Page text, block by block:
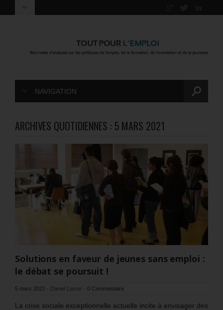
NAVIGATION
ARCHIVES QUOTIDIENNES : 5 MARS 2021
Solutions en faveur de jeunes sans emploi :
le débat se poursuit !
5 mars 2021 - Daniel Lamar - 0 Commentaire
La crise sociale exceptionnelle actuelle incite à envisager des